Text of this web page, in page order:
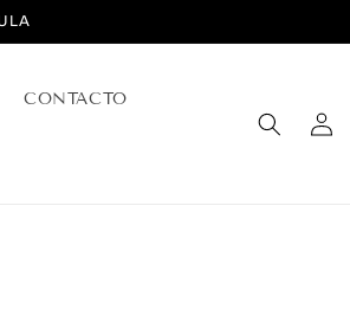
CONTACTO
Iniciar
sesión